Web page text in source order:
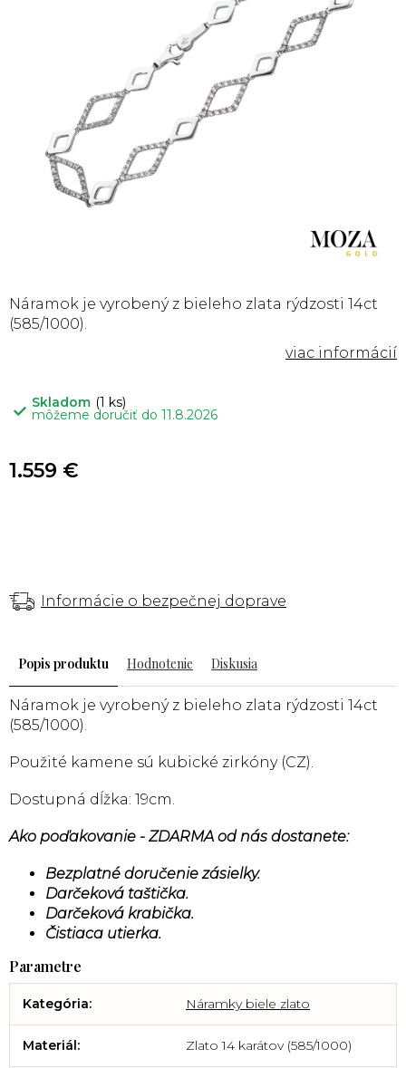
Skladom (1 ks)
môžeme doručiť do 11.8.2026
Náramok je vyrobený z bieleho zlata rýdzosti 14ct
(585/1000).
Informácie o bezpečnej doprave
1.559 €
Popis Hodnotenie Diskusia
Náramok je vyrobený z bieleho zlata rýdzosti 14ct
(585/1000).
Použité kamene sú kubické zirkóny (CZ).
Dostupná dĺžka: 19cm.
Ako poďakovanie - ZDARMA od nás dostanete:
Bezplatné doručenie zásielky.
Darčeková taštička.
Darčeková krabička.
Čistiaca utierka.
Kategória: Náramky biele zlato
Materiál: Zlato 14 karátov (585/1000)